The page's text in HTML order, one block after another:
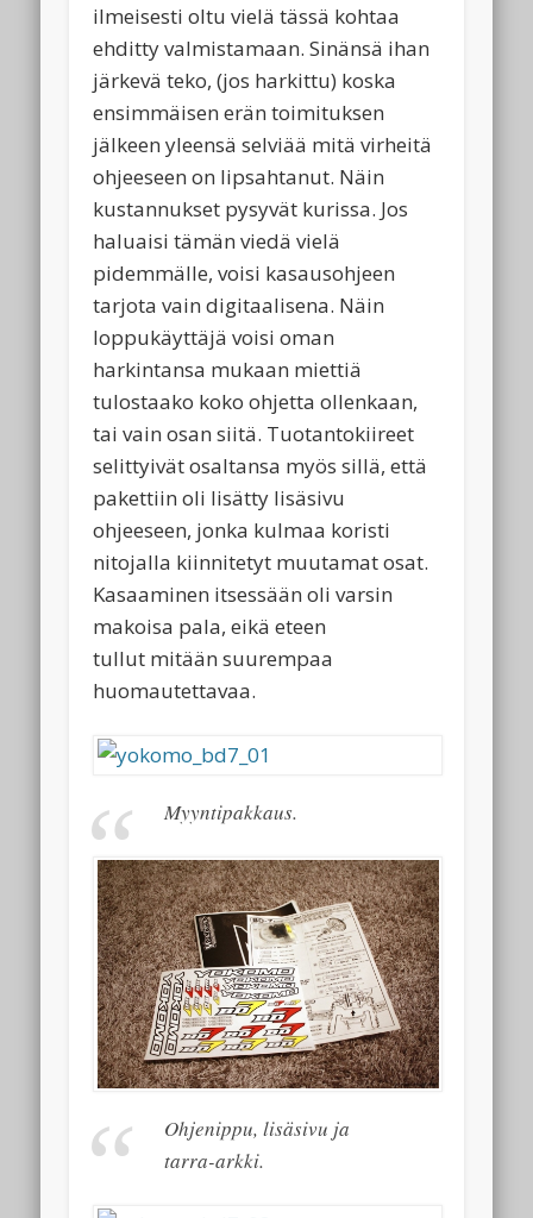
ilmeisesti oltu vielä tässä kohtaa
ehditty valmistamaan. Sinänsä ihan
järkevä teko, (jos harkittu) koska
ensimmäisen erän toimituksen
jälkeen yleensä selviää mitä virheitä
ohjeeseen on lipsahtanut. Näin
kustannukset pysyvät kurissa. Jos
haluaisi tämän viedä vielä
pidemmälle, voisi kasausohjeen
tarjota vain digitaalisena. Näin
loppukäyttäjä voisi oman
harkintansa mukaan miettiä
tulostaako koko ohjetta ollenkaan,
tai vain osan siitä. Tuotantokiireet
selittyivät osaltansa myös sillä, että
pakettiin oli lisätty lisäsivu
ohjeeseen, jonka kulmaa koristi
nitojalla kiinnitetyt muutamat osat.
Kasaaminen itsessään oli varsin
makoisa pala, eikä eteen
tullut mitään suurempaa
huomautettavaa.
Myyntipakkaus.
Ohjenippu, lisäsivu ja
tarra-arkki.